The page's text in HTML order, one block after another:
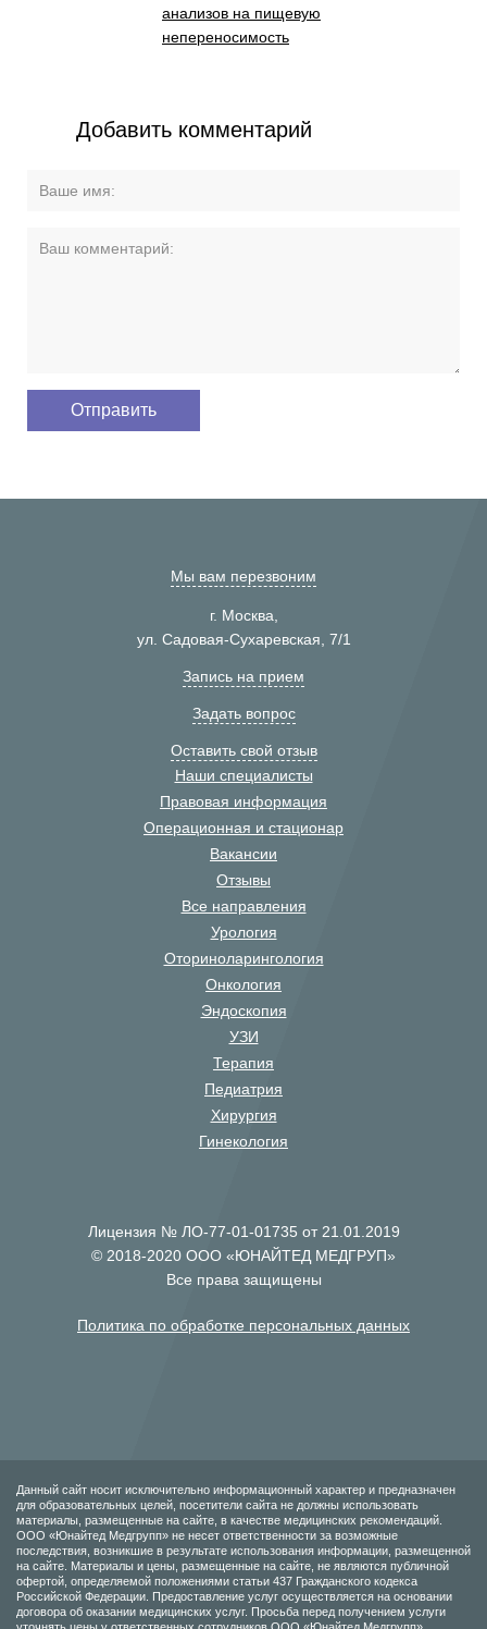
анализов на пищевую
непереносимость
Добавить комментарий
Мы вам перезвоним
г. Москва,
ул. Садовая-Сухаревская, 7/1
Запись на прием
Задать вопрос
Оставить свой отзыв
Наши специалисты
Правовая информация
Операционная и стационар
Вакансии
Отзывы
Все направления
Урология
Оториноларингология
Онкология
Эндоскопия
УЗИ
Терапия
Педиатрия
Хирургия
Гинекология
Лицензия № ЛО-77-01-01735 от 21.01.2019
© 2018-2020 ООО «ЮНАЙТЕД МЕДГРУП»
Все права защищены
Политика по обработке персональных данных
Данный сайт носит исключительно информационный характер и предназначен
для образовательных целей, посетители сайта не должны использовать
материалы, размещенные на сайте, в качестве медицинских рекомендаций.
ООО «Юнайтед Медгрупп» не несет ответственности за возможные
последствия, возникшие в результате использования информации, размещенной
на сайте. Материалы и цены, размещенные на сайте, не являются публичной
офертой, определяемой положениями статьи 437 Гражданского кодекса
Российской Федерации. Предоставление услуг осуществляется на основании
договора об оказании медицинских услуг. Просьба перед получением услуги